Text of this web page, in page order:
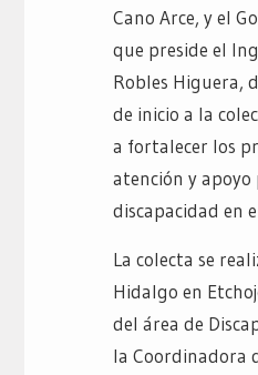
Cano Arce, y el
que preside el
Robles Higuera,
de inicio a la
a fortalecer los
atención y apoyo
discapacidad en
La colecta se
Hidalgo en
del área de
la Coordinadora